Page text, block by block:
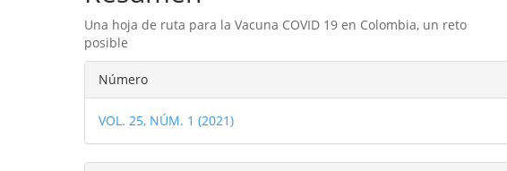
Una hoja de ruta para la Vacuna COVID 19 en Colombia, un reto
posible
Detalles
del
artículo
Número
VOL. 25, NÚM. 1 (2021)